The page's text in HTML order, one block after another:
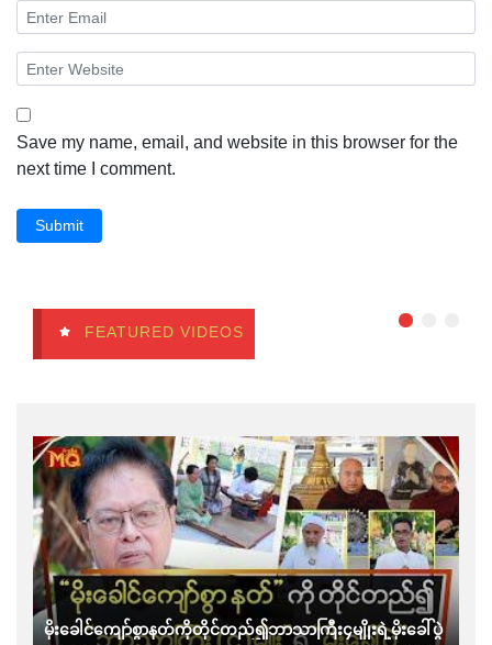
Save my name, email, and website in this browser for the
next time I comment.
Submit
FEATURED VIDEOS
မိုးခေါင်ကျော်စွာနတ်ကိုတိုင်တည်၍ဘာသာကြီး၄မျိုးရဲ့မိုးခေါ်ပွဲ